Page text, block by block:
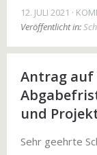
12. JULI 2021
Veröffentlicht in:
Antrag auf
und
Sehr geehrte